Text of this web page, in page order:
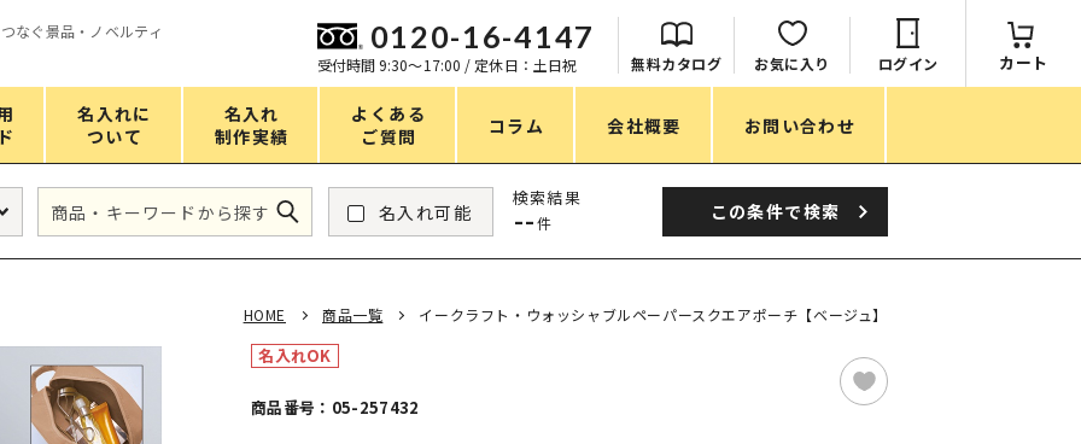
なぐ景品・ノベルティ
0120-16-4147
受付時間 9:30〜17:00 / 定休日：土日祝 無料カタログ お気に入り ログイン カート
名入れに
ついて
名入れ
制作実績
よくある
ご質問
コラム 会社概要 お問い合わせ
バスグッズ
スマホ・PCグッズ
価格
151～200円
201～250円
名入れ可能
検索結果
-- 件 この条件で検索
HOME 商品一覧 イークラフト・ウォッシャブルペーパースクエアポーチ【ベージュ】
名入れOK
商品番号：05-257432